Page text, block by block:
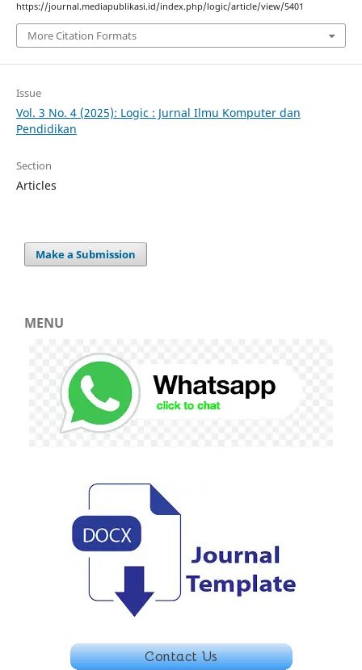
https://journal.mediapublikasi.id/index.php/logic/article/view/5401
More Citation Formats
Issue
Vol. 3 No. 4 (2025): Logic : Jurnal Ilmu Komputer dan
Pendidikan
Section
Articles
Make a Submission
MENU